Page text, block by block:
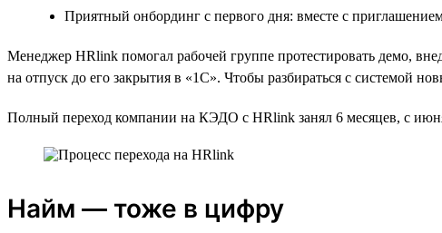
Приятный онбординг с первого дня: вместе с
Менеджер HRlink помогал рабочей группе протестировать демо,
на отпуск до его закрытия в «1С». Чтобы разбираться с системой
Полный переход компании на КЭДО с HRlink занял 6 месяцев, с
Найм — тоже в цифру